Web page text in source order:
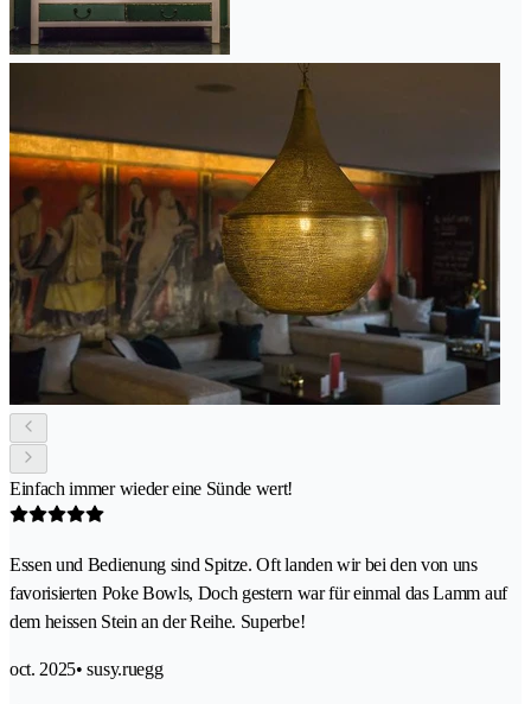
Einfach immer wieder eine Sünde wert!
Essen und Bedienung sind Spitze. Oft landen wir bei den von uns
favorisierten Poke Bowls, Doch gestern war für einmal das Lamm auf
dem heissen Stein an der Reihe. Superbe!
oct. 2025• susy.ruegg